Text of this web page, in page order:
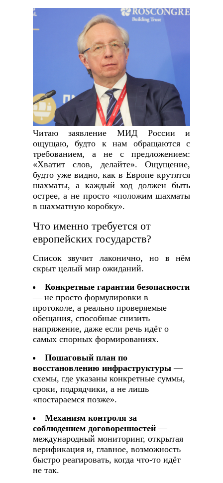
Читаю заявление МИД России и
ощущаю, будто к нам обращаются с
требованием, а не с предложением:
«Хватит слов, делайте». Ощущение,
будто уже видно, как в Европе крутятся
шахматы, а каждый ход должен быть
острее, а не просто «положим шахматы
в шахматную коробку».
Что именно требуется от
европейских государств?
Список звучит лаконично, но в нём
скрыт целый мир ожиданий.
Конкретные гарантии безопасности
— не просто формулировки в
протоколе, а реально проверяемые
обещания, способные снизить
напряжение, даже если речь идёт о
самых спорных формированиях.
Пошаговый план по
восстановлению инфраструктуры—
схемы, где указаны конкретные суммы,
сроки, подрядчики, а не лишь
«постараемся позже».
Механизм контроля за
соблюдением договоренностей—
международный мониторинг, открытая
верификация и, главное, возможность
быстро реагировать, когда что‑то идёт
не так.